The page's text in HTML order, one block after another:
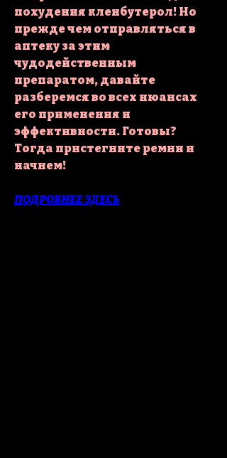
похудения кленбутерол! Но
прежде чем отправляться в
аптеку за этим
чудодейственным
препаратом, давайте
разберемся во всех нюансах
его применения и
эффективности. Готовы?
Тогда пристегните ремни и
начнем!
ПОДРОБНЕЕ ЗДЕСЬ